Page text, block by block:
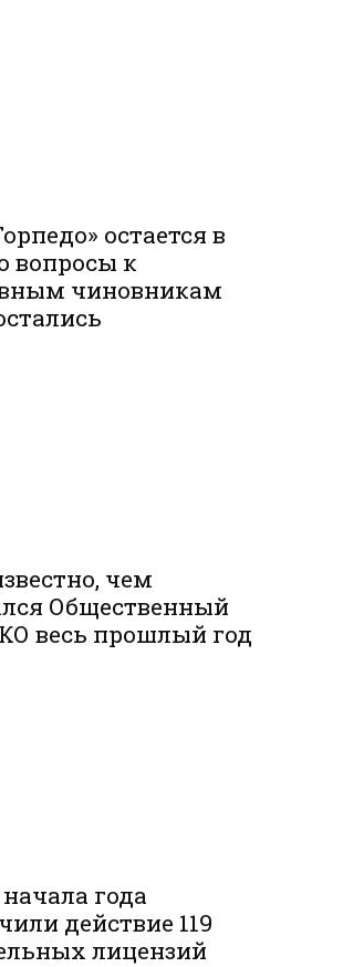
остается в
вопросы к
чиновникам
чем
Общественный
весь прошлый год
года
действие 119
лицензий